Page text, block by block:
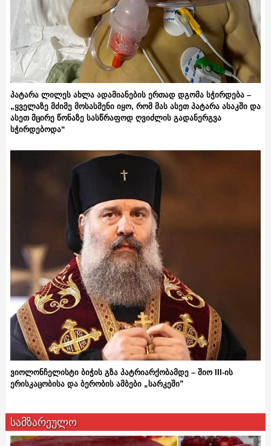
პატარა ლილეს ახლა ადამიანების ერთად დგომა სჭირდება –
„ყველაზე მძიმე მოსასმენი იყო, რომ მას ასეთ პატარა ასაკში და
ასეთ მცირე წონაზე სასწრაფოდ ღვიძლის გადანერგვა
სჭირდებოდა“
ვიოლონჩელისტი ბიჭის გზა პატრიარქობამდე – შიო III-ის
ერისკაცობისა და ბერობის ამბები „სარკეში”
სამზარეულო